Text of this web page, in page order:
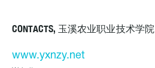
CONTACTS, 玉溪农业职业技术学院
www.yxnzy.net